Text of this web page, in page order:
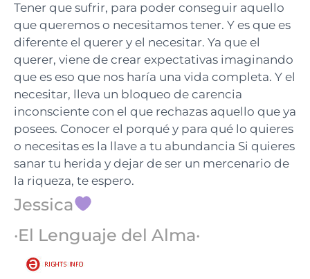
Tener que sufrir, para poder conseguir aquello
que queremos o necesitamos tener. Y es que es
diferente el querer y el necesitar. Ya que el
querer, viene de crear expectativas imaginando
que es eso que nos haría una vida completa. Y el
necesitar, lleva un bloqueo de carencia
inconsciente con el que rechazas aquello que ya
posees. Conocer el porqué y para qué lo quieres
o necesitas es la llave a tu abundancia Si quieres
sanar tu herida y dejar de ser un mercenario de
la riqueza, te espero.
Jessica
·El Lenguaje del Alma·